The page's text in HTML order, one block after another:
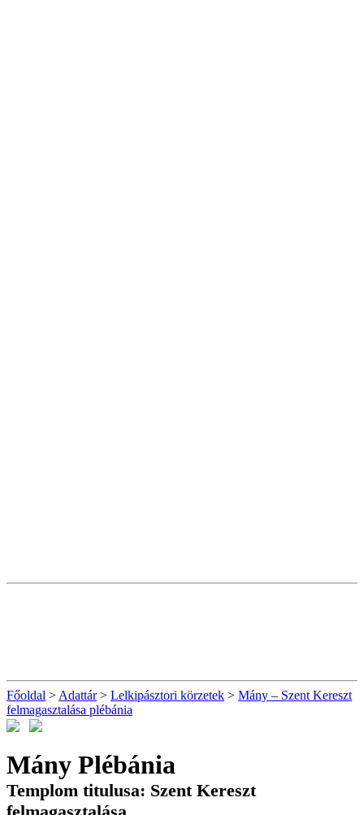
Főoldal > Adattár> Lelkipásztori körzetek > Mány – Szent Kereszt
felmagasztalása plébánia
Mány Plébánia
Templom titulusa: Szent Kereszt